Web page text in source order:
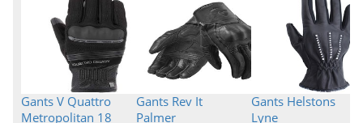
Gants V Quattro
Metropolitan 18
Gants Rev It
Palmer
Gants Helstons
Lyne